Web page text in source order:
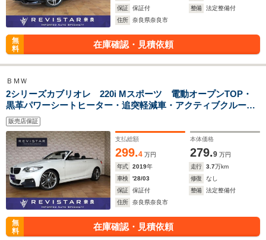
保証
保証付 整備
法定整備付
住所
奈良県奈良市
無
料
在庫確認・見積依頼
ＢＭＷ
2シリーズカブリオレ 220i Mスポーツ 電動オープンTOP・
黒革パワーシートヒーター・追突軽減車・アクティブクルーズ
コントロール・ナビ・Bluteooth・USB・DVD・バックカメ
ラ・コーナーセンサー・オプション18インチアルミホイル・
LEDライト・
販売店保証
支払総額
299.4 万円
本体価格
279.9 万円
年式
2019年 走行 3.7万km
車検
'28/03 修復
なし
保証
保証付 整備
法定整備付
住所
奈良県奈良市
無
料
在庫確認・見積依頼